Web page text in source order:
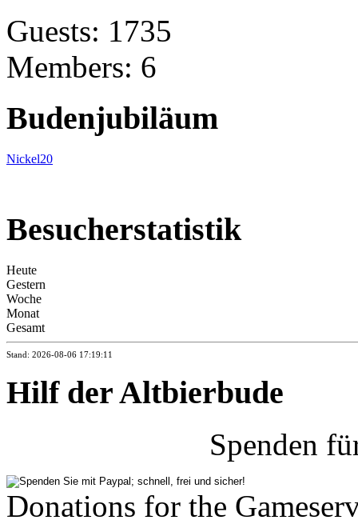
Guests: 1735
Members: 6
Budenjubiläum
Nickel20
Besucherstatistik
Heute
Gestern
Woche
Monat
Gesamt
Stand: 2026-08-06 17:19:11
Hilf der Altbierbude
Spenden
Donations for the